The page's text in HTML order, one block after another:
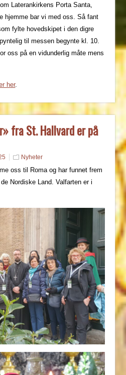
Laterankirkens Porta Santa,
hjemme bar vi med oss. Så fant
fylte hovedskipet i den digre
til messen begynte kl. 10.
oss på en vidunderlig måte mens
her.
fra St. Hallvard er på
Nyheter
oss til Roma og har funnet frem
Nordiske Land. Valfarten er i